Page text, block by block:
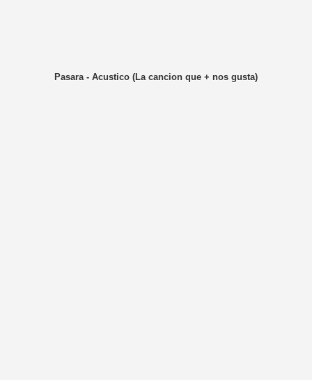
Pasara - Acustico (La cancion que + nos gusta)